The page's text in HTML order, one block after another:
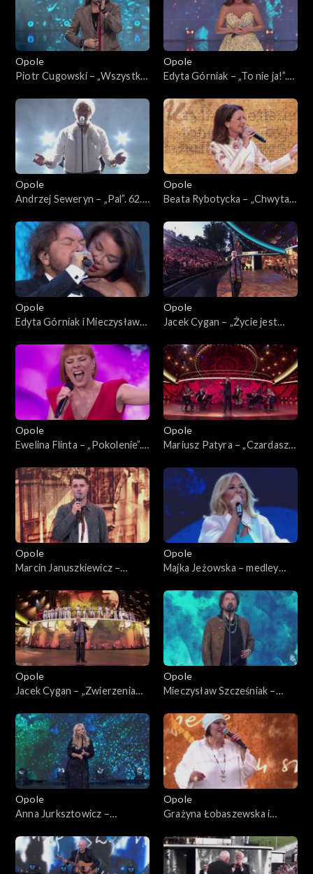
Opole
Piotr Cugowski – „Wszystko
Koncert „Trzy ćwiartki Jacka
Opole
Edyta Górniak – „To nie ja!”.
ćwiartki Jacka Cygana”
Opole
Andrzej Seweryn – „Pal”. 62.
ćwiartki Jacka Cygana”
Opole
Beata Rybotycka – „Chwytaj
„Trzy ćwiartki Jacka Cygana”
Opole
Edyta Górniak i Mieczysław
serca”. 62. KFPP: Koncert
„Trzy ćwiartki Jacka Cygana”
Opole
Jacek Cygan – „Życie jest
„Trzy ćwiartki Jacka Cygana”
Opole
Ewelina Flinta – „Pokolenie”.
ćwiartki Jacka Cygana”
Opole
Mariusz Patyra – „Czardasz
Koncert „Trzy ćwiartki Jacka
Cygana”
Opole
Marcin Januszkiewicz –
Koncert „Trzy ćwiartki Jacka
Cygana”
Opole
Majka Jeżowska – medley
KFPP: Koncert „Trzy
ćwiartki Jacka Cygana”
Opole
Jacek Cygan – „Zwierzenia
KFPP: Koncert „Trzy
ćwiartki Jacka Cygana”
Opole
Mieczysław Szcześniak –
KFPP: Koncert „Trzy
ćwiartki Jacka Cygana”
Opole
Anna Jurksztowicz –
pogody". 62. KFPP: Koncert
„Trzy ćwiartki Jacka Cygana”
Opole
Grażyna Łobaszewska i
uczy pogody”. 62. KFPP:
Koncert „Trzy ćwiartki Jacka